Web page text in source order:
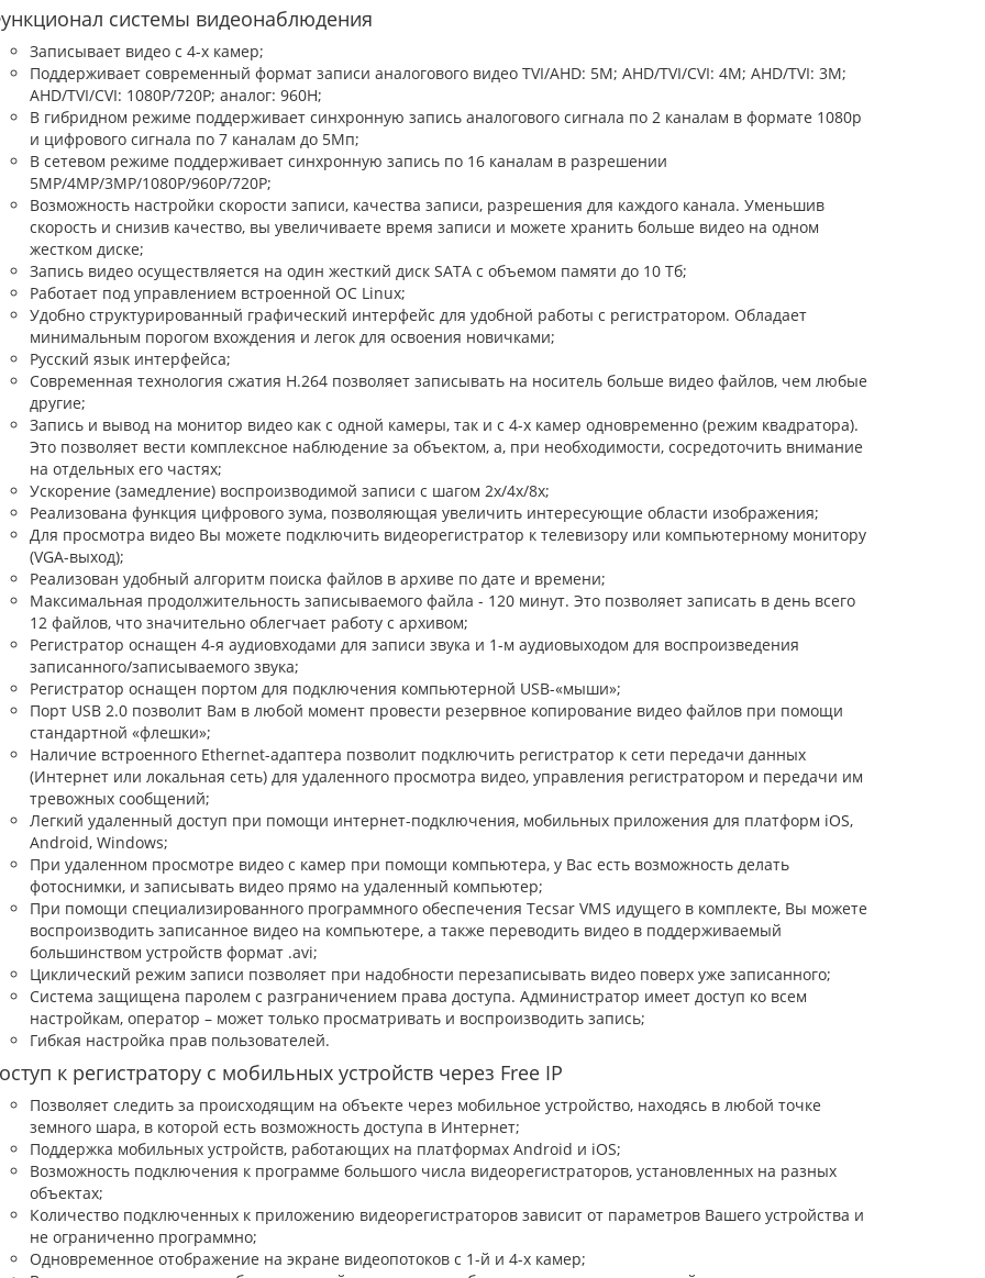
системы видеонаблюдения
Записывает видео с 4-х камер;
Поддерживает современный формат записи аналогового видео TVI/AHD: 5M; AHD/TVI/CVI: 4M; AHD/TVI: 3M;
AHD/TVI/CVI: 1080P/720P; аналог: 960H;
В гибридном режиме поддерживает синхронную запись аналогового сигнала по 2 каналам в формате 1080р
и цифрового сигнала по 7 каналам до 5Мп;
В сетевом режиме поддерживает синхронную запись по 16 каналам в разрешении
5MP/4MP/3MP/1080P/960P/720P;
Возможность настройки скорости записи, качества записи, разрешения для каждого канала. Уменьшив
скорость и снизив качество, вы увеличиваете время записи и можете хранить больше видео на одном
жестком диске;
Запись видео осуществляется на один жесткий диск SATA с объемом памяти до 10 Тб;
Работает под управлением встроенной ОС Linux;
Удобно структурированный графический интерфейс для удобной работы с регистратором. Обладает
минимальным порогом вхождения и легок для освоения новичками;
Русский язык интерфейса;
Современная технология сжатия Н.264 позволяет записывать на носитель больше видео файлов, чем любые
другие;
Запись и вывод на монитор видео как с одной камеры, так и с 4-х камер одновременно (режим квадратора).
Это позволяет вести комплексное наблюдение за объектом, а, при необходимости, сосредоточить внимание
на отдельных его частях;
Ускорение (замедление) воспроизводимой записи с шагом 2х/4х/8х;
Реализована функция цифрового зума, позволяющая увеличить интересующие области изображения;
Для просмотра видео Вы можете подключить видеорегистратор к телевизору или компьютерному монитору
(VGA-выход);
Реализован удобный алгоритм поиска файлов в архиве по дате и времени;
Максимальная продолжительность записываемого файла - 120 минут. Это позволяет записать в день всего
12 файлов, что значительно облегчает работу с архивом;
Регистратор оснащен 4-я аудиовходами для записи звука и 1-м аудиовыходом для воспроизведения
записанного/записываемого звука;
Регистратор оснащен портом для подключения компьютерной USB-«мыши»;
Порт USB 2.0 позволит Вам в любой момент провести резервное копирование видео файлов при помощи
стандартной «флешки»;
Наличие встроенного Ethernet-адаптера позволит подключить регистратор к сети передачи данных
(Интернет или локальная сеть) для удаленного просмотра видео, управления регистратором и передачи им
тревожных сообщений;
Легкий удаленный доступ при помощи интернет-подключения, мобильных приложения для платформ iOS,
Android, Windows;
При удаленном просмотре видео с камер при помощи компьютера, у Вас есть возможность делать
фотоснимки, и записывать видео прямо на удаленный компьютер;
При помощи специализированного программного обеспечения Tecsar VMS идущего в комплекте, Вы можете
воспроизводить записанное видео на компьютере, а также переводить видео в поддерживаемый
большинством устройств формат .avi;
Циклический режим записи позволяет при надобности перезаписывать видео поверх уже записанного;
Система защищена паролем с разграничением права доступа. Администратор имеет доступ ко всем
настройкам, оператор – может только просматривать и воспроизводить запись;
Гибкая настройка прав пользователей.
к регистратору с мобильных устройств через Free IP
Позволяет следить за происходящим на объекте через мобильное устройство, находясь в любой точке
земного шара, в которой есть возможность доступа в Интернет;
Поддержка мобильных устройств, работающих на платформах Android и iOS;
Возможность подключения к программе большого числа видеорегистраторов, установленных на разных
объектах;
Количество подключенных к приложению видеорегистраторов зависит от параметров Вашего устройства и
не ограниченно программно;
Одновременное отображение на экране видеопотоков с 1-й и 4-х камер;